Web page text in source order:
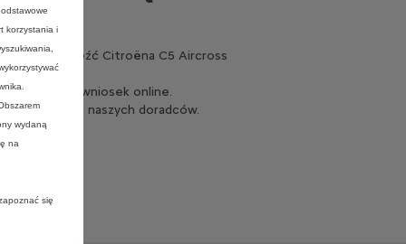
aby znaleźć Citroëna C5 Aircross
wypełnij wniosek online.
z pomocą naszych doradców.
korzystania i
wydaną
na
się